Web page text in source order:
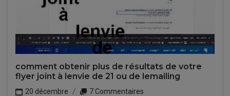
comment obtenir plus de résultats de votre
flyer joint à lenvie de 21 ou de lemailing
20 décembre
7 Commentaires